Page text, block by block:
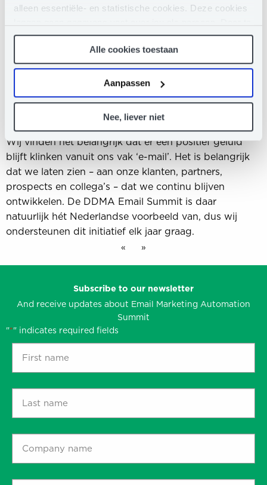
alleen essentiële- en statistische cookies. Deze cookies
klikken op het ‘clip’-pictogram in de linkerbenedenhoek
van de webpagina die je bezoekt, kun je je toestemming
weer intrekken (of aanpassen). Meer weten? Lees dan
ons Privacy Statement.
Alle cookies toestaan
Aanpassen
Nee, liever niet
tomorrow.
Bij dotdigital zien we dat met een slimme inzet van
data, de juiste personalisatie en een optimale
klantbeleving e-mail juist nu relevanter is dan ooit
tevoren. Met de constante ontwikkelingen binnen het
emaillandschap is de DDMA Email Summit een mooie
gelegenheid om kennis te delen en vooral ook
successen binnen de industrie te vieren met partners,
klanten en collega’s.
Wij vinden het belangrijk dat er een positief geluid
blijft klinken vanuit ons vak ‘e-mail’. Het is belangrijk
dat we laten zien – aan onze klanten, partners,
prospects en collega’s – dat we continu blijven
ontwikkelen. De DDMA Email Summit is daar
natuurlijk hét Nederlandse voorbeeld van, dus wij
ondersteunen dit initiatief elk jaar graag.
« »
Subscribe to our newsletter
And receive updates about Email Marketing Automation
Summit
"*" indicates required fields